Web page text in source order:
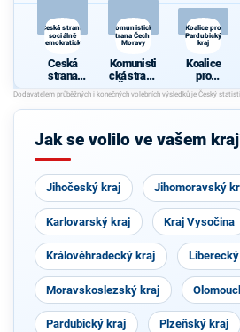
Česká strana
sociálně
demokratická
Česká
strana
sociálně
demokrati
cká
Komunistická
strana Čech a
Moravy
Komunisti
cká strana
Čech a
Moravy
Koalice pro
Pardubický
kraj
Koalice
pro
Pardubick
ý kraj
Jak se volilo ve vašem
Jihočeský kraj Jihomoravský
Karlovarský kraj Kraj Vysočina
Královéhradecký kraj
Moravskoslezský kraj
Pardubický kraj Plzeňský kraj